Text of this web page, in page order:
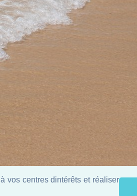
vos centres dintérêts et réaliser